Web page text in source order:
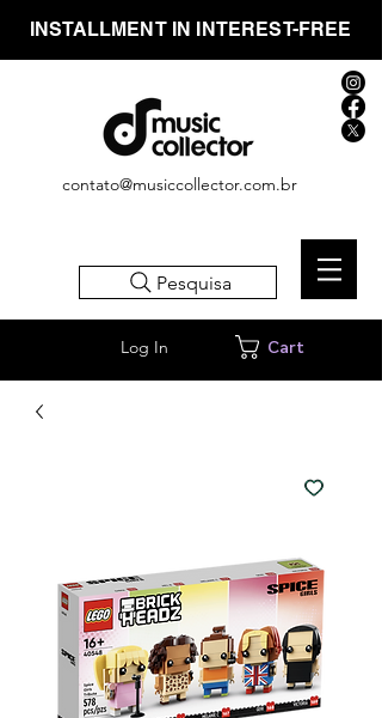
contato@musiccollector.com.br
Pesquisa
INSTALLMENT IN INTEREST-FREE
Log In Cart